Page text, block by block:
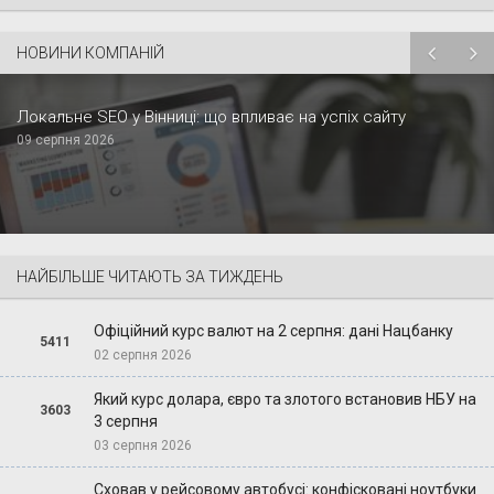
НОВИНИ КОМПАНІЙ
Локальне SEO у Вінниці: що впливає на успіх сайту
09 серпня 2026
НАЙБІЛЬШЕ ЧИТАЮТЬ ЗА ТИЖДЕНЬ
5411
Офіційний курс валют на 2 серпня: дані Нацбанку
02 серпня 2026
3603
Який курс долара, євро та злотого встановив НБУ на
3 серпня
03 серпня 2026
Сховав у рейсовому автобусі: конфісковані ноутбуки